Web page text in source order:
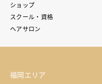
ショップ
スクール・資格
ヘアサロン
福岡エリア